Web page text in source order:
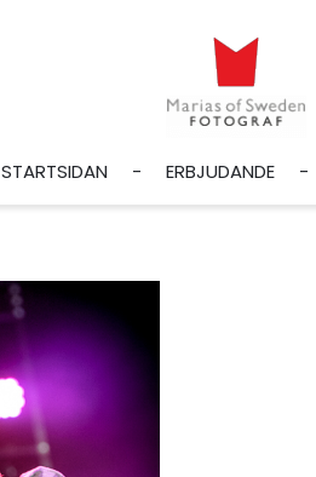
STARTSIDAN ERBJUDANDE